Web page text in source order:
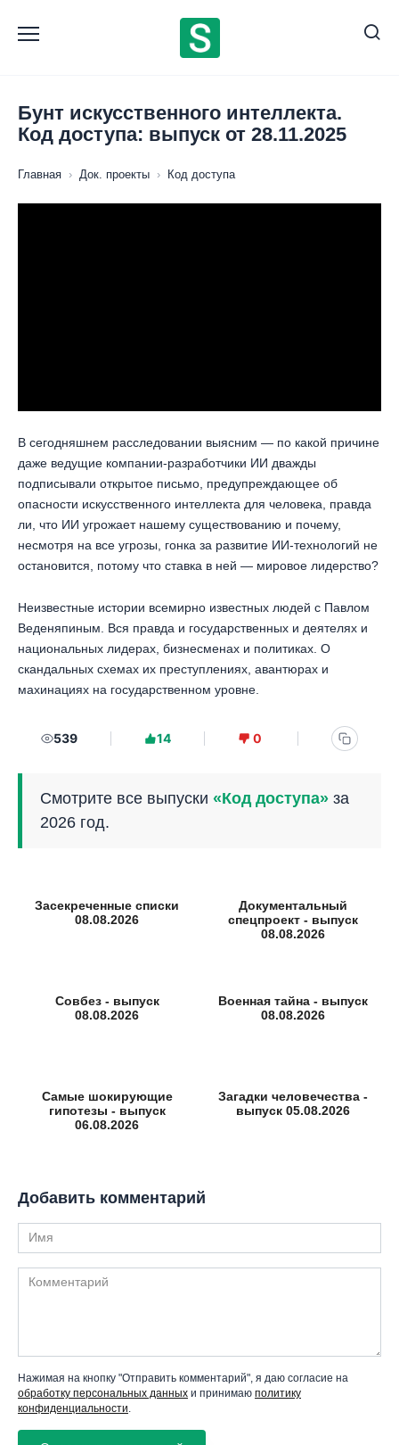
содержанию
Бунт искусственного интеллекта.
Код доступа: выпуск от 28.11.2025
Главная › Док. проекты › Код доступа
В сегодняшнем расследовании выясним — по какой причине
даже ведущие компании-разработчики ИИ дважды
подписывали открытое письмо, предупреждающее об
опасности искусственного интеллекта для человека, правда
ли, что ИИ угрожает нашему существованию и почему,
несмотря на все угрозы, гонка за развитие ИИ-технологий не
остановится, потому что ставка в ней — мировое лидерство?
Неизвестные истории всемирно известных людей с Павлом
Веденяпиным. Вся правда и государственных и деятелях и
национальных лидерах, бизнесменах и политиках. О
скандальных схемах их преступлениях, авантюрах и
махинациях на государственном уровне.
539 14 0
Смотрите все выпуски «Код доступа» за
2026 год.
Засекреченные списки
08.08.2026
Документальный
спецпроект - выпуск
08.08.2026
Совбез - выпуск
08.08.2026
Военная тайна - выпуск
08.08.2026
Самые шокирующие
гипотезы - выпуск
06.08.2026
Загадки человечества -
выпуск 05.08.2026
Добавить комментарий
Имя
Комментарий
Нажимая на кнопку "Отправить комментарий", я даю согласие на
обработку персональных данных и принимаю политику
конфиденциальности